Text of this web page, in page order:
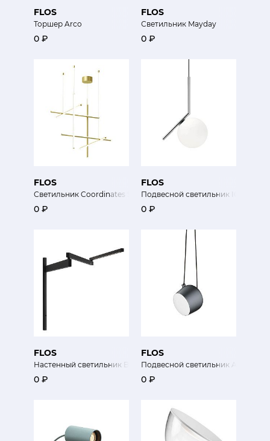
FLOS
Торшер Arco
0 ₽
FLOS
Светильник Mayday
0 ₽
FLOS
Светильник Coordinates Suspension
0 ₽
FLOS
Подвесной светильник IC Lights
0 ₽
FLOS
Настенный светильник Black Flag
0 ₽
FLOS
Подвесной светильник Aim
0 ₽